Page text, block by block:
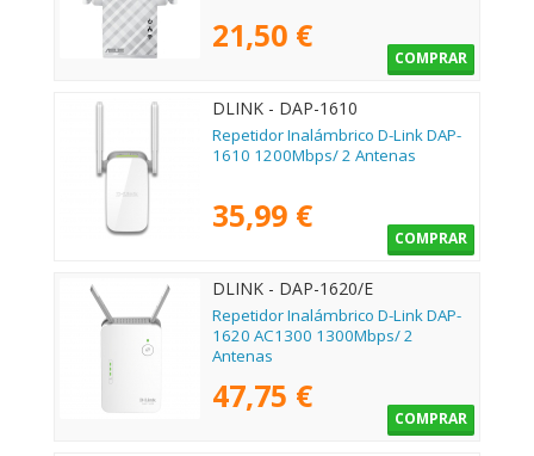
21,50 €
COMPRAR
DLINK - DAP-1610
Repetidor Inalámbrico D-Link DAP-
1610 1200Mbps/ 2 Antenas
35,99 €
COMPRAR
DLINK - DAP-1620/E
Repetidor Inalámbrico D-Link DAP-
1620 AC1300 1300Mbps/ 2
Antenas
47,75 €
COMPRAR